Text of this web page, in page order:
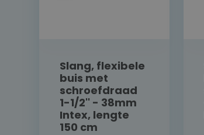
Slang, flexibele
buis met
schroefdraad
1-1/2'' - 38mm
Intex, lengte
150 cm